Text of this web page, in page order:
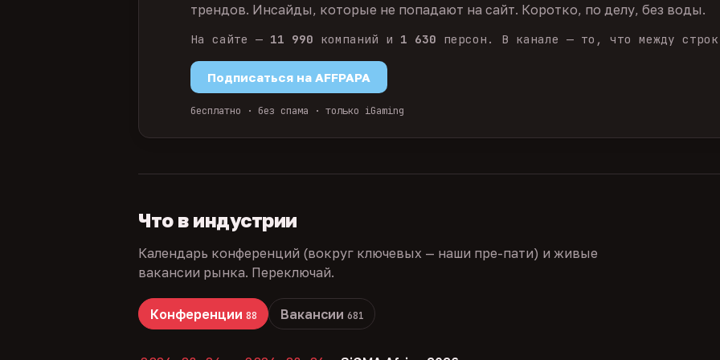
трендов. Инсайды, которые не попадают на сайт. Коротко, по делу, без воды.
На сайте — 11 990 компаний и 1 630 персон. В канале — то, что между
Подписаться на AFFPAPA
бесплатно · без спама · только iGaming
Что в индустрии
Календарь конференций (вокруг ключевых — наши пре-пати) и живые
вакансии рынка. Переключай.
Конференции 88 Вакансии 681